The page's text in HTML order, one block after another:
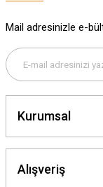
Mail adresinizle e-
Kurumsal
Alışveriş